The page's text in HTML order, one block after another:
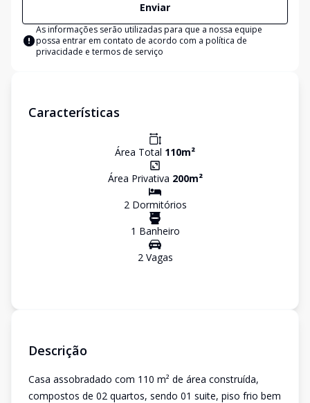
Enviar
As informações serão utilizadas para que a nossa equipe
possa entrar em contato de acordo com a política de
privacidade e termos de serviço
Características
Área Total 110m²
Área Privativa 200m²
2Dormitórios
1 Banheiro
2Vagas
Descrição
Casa assobradado com 110 m² de área construída,
compostos de 02 quartos, sendo 01 suite, piso frio bem